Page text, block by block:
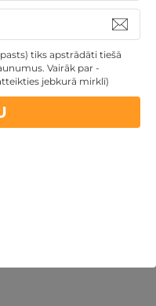
un pārbaudīts
tiks apstrādāti tiešā
Vairāk par -
jebkurā mirklī)